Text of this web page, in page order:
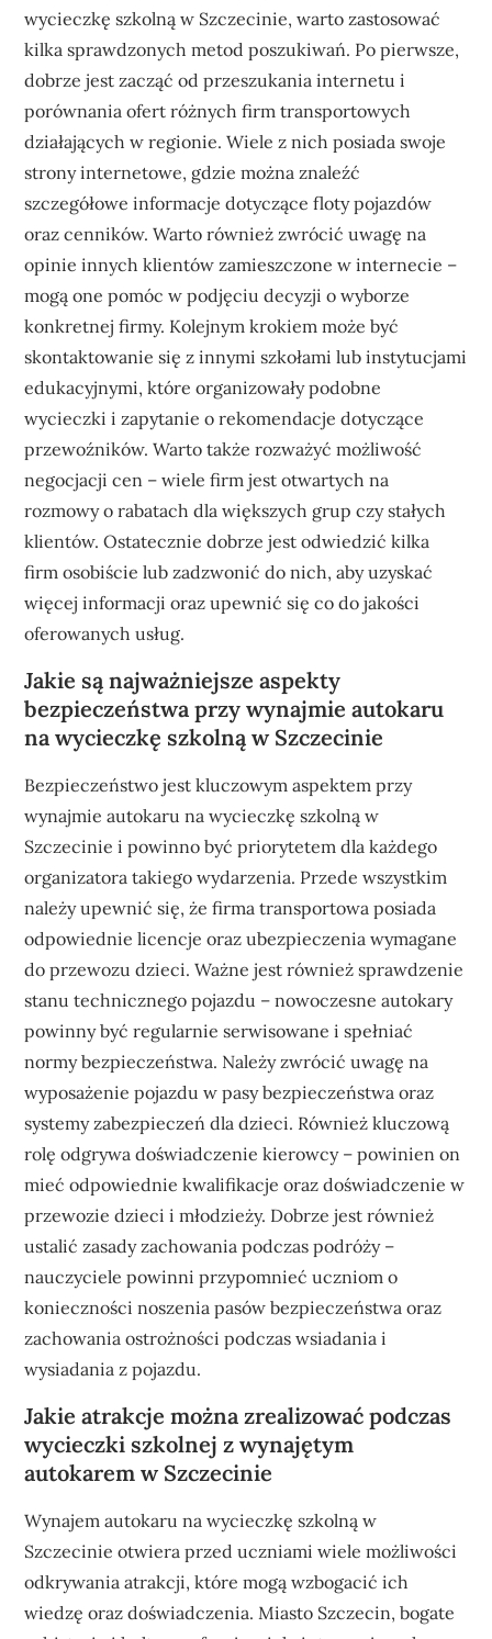
wycieczkę szkolną w Szczecinie, warto zastosować
kilka sprawdzonych metod poszukiwań. Po pierwsze,
dobrze jest zacząć od przeszukania internetu i
porównania ofert różnych firm transportowych
działających w regionie. Wiele z nich posiada swoje
strony internetowe, gdzie można znaleźć
szczegółowe informacje dotyczące floty pojazdów
oraz cenników. Warto również zwrócić uwagę na
opinie innych klientów zamieszczone w internecie –
mogą one pomóc w podjęciu decyzji o wyborze
konkretnej firmy. Kolejnym krokiem może być
skontaktowanie się z innymi szkołami lub instytucjami
edukacyjnymi, które organizowały podobne
wycieczki i zapytanie o rekomendacje dotyczące
przewoźników. Warto także rozważyć możliwość
negocjacji cen – wiele firm jest otwartych na
rozmowy o rabatach dla większych grup czy stałych
klientów. Ostatecznie dobrze jest odwiedzić kilka
firm osobiście lub zadzwonić do nich, aby uzyskać
więcej informacji oraz upewnić się co do jakości
oferowanych usług.
Jakie są najważniejsze aspekty
bezpieczeństwa przy wynajmie autokaru
na wycieczkę szkolną w Szczecinie
Bezpieczeństwo jest kluczowym aspektem przy
wynajmie autokaru na wycieczkę szkolną w
Szczecinie i powinno być priorytetem dla każdego
organizatora takiego wydarzenia. Przede wszystkim
należy upewnić się, że firma transportowa posiada
odpowiednie licencje oraz ubezpieczenia wymagane
do przewozu dzieci. Ważne jest również sprawdzenie
stanu technicznego pojazdu – nowoczesne autokary
powinny być regularnie serwisowane i spełniać
normy bezpieczeństwa. Należy zwrócić uwagę na
wyposażenie pojazdu w pasy bezpieczeństwa oraz
systemy zabezpieczeń dla dzieci. Również kluczową
rolę odgrywa doświadczenie kierowcy – powinien on
mieć odpowiednie kwalifikacje oraz doświadczenie w
przewozie dzieci i młodzieży. Dobrze jest również
ustalić zasady zachowania podczas podróży –
nauczyciele powinni przypomnieć uczniom o
konieczności noszenia pasów bezpieczeństwa oraz
zachowania ostrożności podczas wsiadania i
wysiadania z pojazdu.
Jakie atrakcje można zrealizować podczas
wycieczki szkolnej z wynajętym
autokarem w Szczecinie
Wynajem autokaru na wycieczkę szkolną w
Szczecinie otwiera przed uczniami wiele możliwości
odkrywania atrakcji, które mogą wzbogacić ich
wiedzę oraz doświadczenia. Miasto Szczecin, bogate